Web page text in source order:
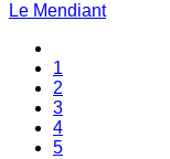
Le Mendiant
1
2
3
4
5